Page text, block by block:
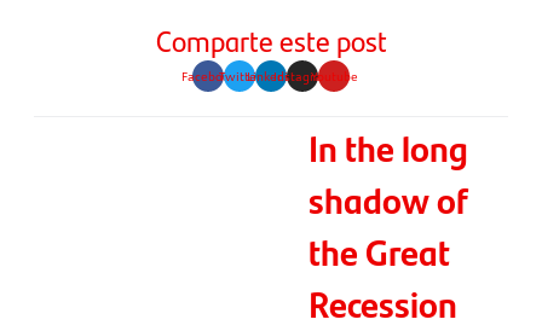
Comparte este post
FacebookTwitterLinkedinInstagramYoutube
In the long
shadow of
the Great
Recession